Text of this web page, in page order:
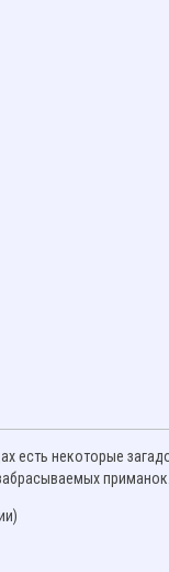
есть некоторые
приманок.